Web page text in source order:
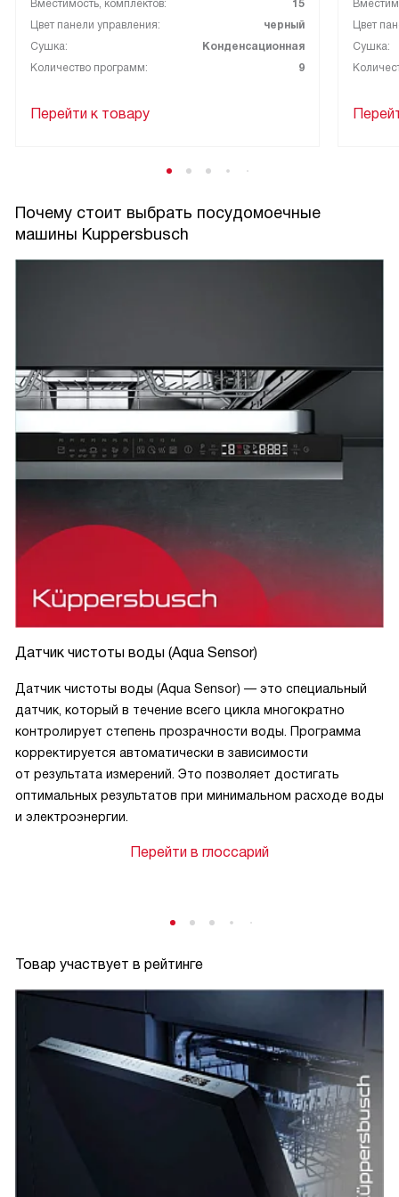
Вместимость, комплектов:
15
Цвет панели управления:
черный
Сушка:
Конденсационная
Количество программ:
9
Перейти к товару
Цвет
Сушка:
Почему стоит выбрать посудомоечные
машины Kuppersbusch
Датчик чистоты воды (Aqua Sensor)
Датчик чистоты воды (Aqua Sensor) — это специальный
датчик, который в течение всего цикла многократно
контролирует степень прозрачности воды. Программа
корректируется автоматически в зависимости
от результата измерений. Это позволяет достигать
оптимальных результатов при минимальном расходе воды
и электроэнергии.
Перейти в глоссарий
Товар участвует в рейтинге